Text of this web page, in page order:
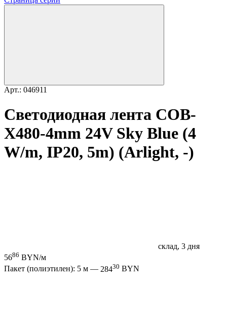
Арт.: 046911
Светодиодная лента COB-
X480-4mm 24V Sky Blue (4
W/m, IP20, 5m) (Arlight, -)
склад, 3 дня
5686 BYN/м
Пакет (полиэтилен): 5 м — 28430 BYN